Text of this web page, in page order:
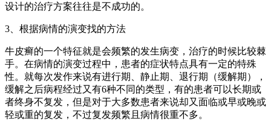
设计的治疗方案往往是不成功的。
3、根据病情的演变找的方法
牛皮癣的一个特征就是会频繁的发生病变，治疗的时候比较棘
手。在病情的演变过程中，患者的症状特点具有一定的特殊
性。就每次发作来说有进行期、静止期、退行期（缓解期），
缓解之后病程经过又有6种不同的类型，有的患者可以长期或
者终身不复发，但是对于大多数患者来说却又面临或早或晚或
轻或重的复发，不过复发频繁且病情很重不多。